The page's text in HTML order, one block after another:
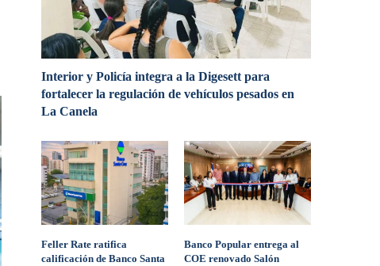
Interior y Policía integra a la Digesett para
fortalecer la regulación de vehículos pesados en
La Canela
Feller Rate ratifica
calificación de Banco Santa
Banco Popular entrega al
COE renovado Salón